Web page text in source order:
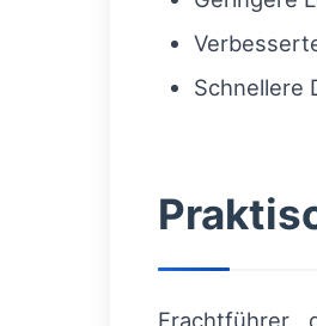
Schnellere
Frachtführer,